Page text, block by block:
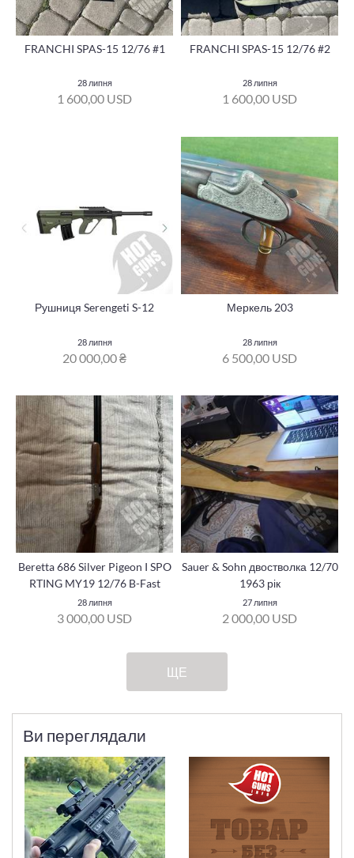
FRANCHI SPAS-15 12/76 #1
28 липня
1 600,00 USD
FRANCHI SPAS-15 12/76 #2
28 липня
1 600,00 USD
Рушниця Serengeti S-12
28 липня
20 000,00 ₴
Меркель 203
28 липня
6 500,00 USD
Beretta 686 Silver Pigeon I SPO
RTING MY19 12/76 B-Fast
28 липня
3 000,00 USD
Sauer & Sohn двостволка 12/70
1963 рік
27 липня
2 000,00 USD
ЩЕ
Ви переглядали